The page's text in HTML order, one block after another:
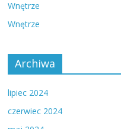
Wnętrze
Wnętrze
Archiwa
lipiec 2024
czerwiec 2024